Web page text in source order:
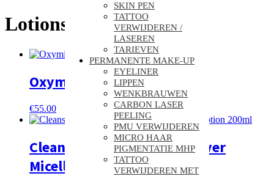
SKIN PEN
TATTOO
VERWIJDEREN /
LASEREN
TARIEVEN
PERMANENTE MAKE-UP
EYELINER
LIPPEN
WENKBRAUWEN
CARBON LASER
PEELING
PMU VERWIJDEREN
MICRO HAAR
PIGMENTATIE MHP
TATTOO
VERWIJDEREN MET
Lotions
Oxymist 100ml
€55.00
Cleansing & Make-up Remover
Micellar Lotion 200ml